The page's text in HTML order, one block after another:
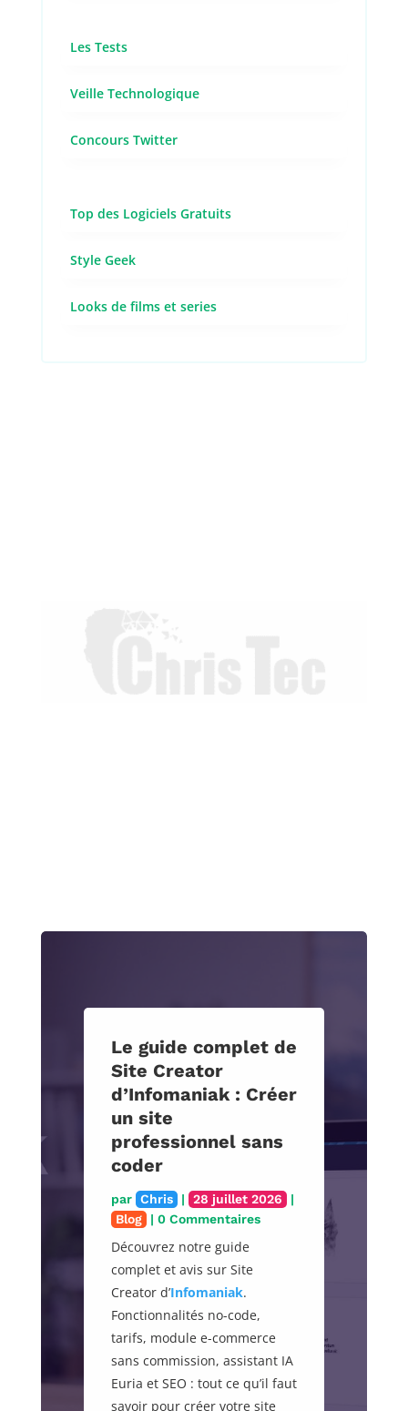
Les Tests
Veille Technologique
Concours Twitter
Top des Logiciels Gratuits
Style Geek
Looks de films et series
Test et Avis Fifine
K688 : Le micro
USB/XLR
par 5 juillet 2026
| 0 Commentaires
Découvrez mon banc d’essai
complet du microphone
dynamique hybride Fifine
K688. Nous analysons en
détail sa conception, ses
performances audio en USB